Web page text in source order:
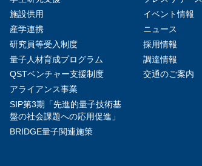
施設供用
産学連携
研究員等受入制度
量子人材育成プログラム
QSTベンチャー支援制度
アライアンス事業
SIP第3期「先進的量子技術基
盤の社会課題への応用促進」
BRIDGE量子関連施策
イベント情報
ニュース
採用情報
調達情報
交通のご案内